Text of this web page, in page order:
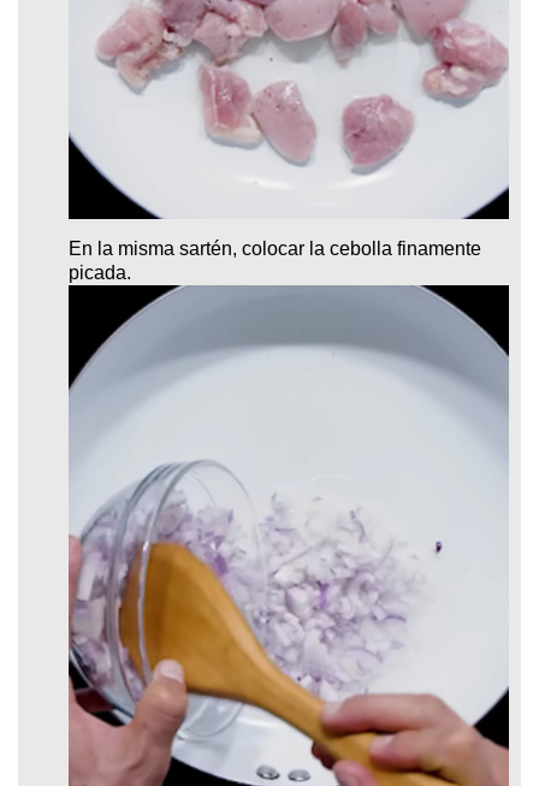
En la misma sartén, colocar la cebolla finamente
picada.